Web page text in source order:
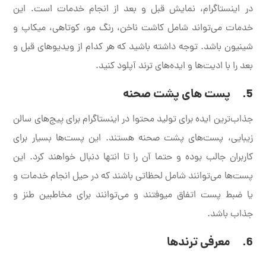
در اینستاگرام، نمایش قبل و بعد از انجام خدمات است. این
خدمات می‌تواند شامل کاشت ناخن، رنگ مو، کوتاهی، میکاپ و
شینیون باشد. توجه داشته باشید که هر کدام از ویدیوهای قبل و
بعد را با ادیت‌ها و ایده‌های ترند آپلود کنید.
5. پست های پشت صحنه
جذاب‌ترین ایده برای تولید محتوا در اینستاگرام برای پیج‌های سالن
زیبایی، پست‌های پشت صحنه هستند. این پست‌ها بسیار برای
کاربران جالب بوده و حتما آن را تا انتها دنبال خواهند کرد. این
پست‌ها می‌توانند شامل لحظاتی باشند که در حیل انجام خدمات و
یا ضبط پست اتفاق میوفتند و می‌توانند برای مخاطبین طنز و
جذاب باشد.
6. معرفی ترند‌ها